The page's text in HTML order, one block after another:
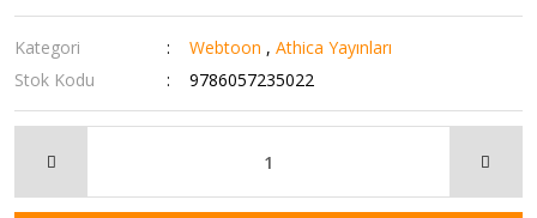
Kategori Webtoon ,Athica Yayınları
Stok Kodu
9786057235022